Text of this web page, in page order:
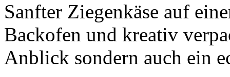
Sanfter Ziegenkäse auf
Backofen und kreativ
Anblick sondern auch ein